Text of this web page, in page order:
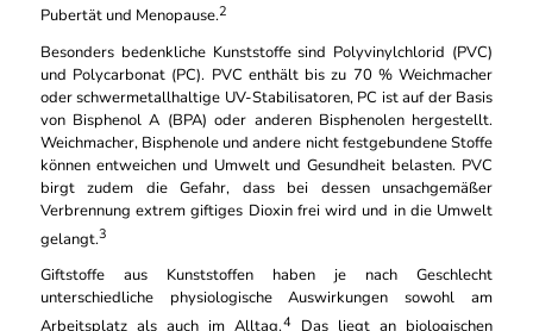
Pubertät und Menopause.2
Besonders bedenkliche Kunststoffe sind Polyvinylchlorid (PVC)
und Polycarbonat (PC). PVC enthält bis zu 70 % Weichmacher
oder schwermetallhaltige UV-Stabilisatoren, PC ist auf der Basis
von Bisphenol A (BPA) oder anderen Bisphenolen hergestellt.
Weichmacher, Bisphenole und andere nicht festgebundene Stoffe
können entweichen und Umwelt und Gesundheit belasten. PVC
birgt zudem die Gefahr, dass bei dessen unsachgemäßer
Verbrennung extrem giftiges Dioxin frei wird und in die Umwelt
gelangt.3
Giftstoffe aus Kunststoffen haben je nach Geschlecht
unterschiedliche physiologische Auswirkungen sowohl am
4